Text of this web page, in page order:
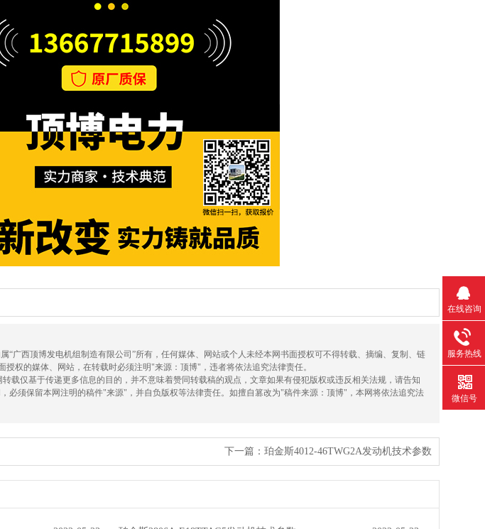
广西顶博发电机组制造有限公司”所有，任何媒体、网站或个人未经本网书面授权可不得转载、摘编、复制、链
权的媒体、网站，在转载时必须注明"来源：顶博"，违者将依法追究法律责任。
载仅基于传递更多信息的目的，并不意味着赞同转载稿的观点，文章如果有侵犯版权或违反相关法规，请告知
必须保留本网注明的稿件"来源"，并自负版权等法律责任。如擅自篡改为"稿件来源：顶博"，本网将依法追究法
下一篇： 珀金斯4012-46TWG2A发动机技术参数
在线咨询
服务热线
微信号